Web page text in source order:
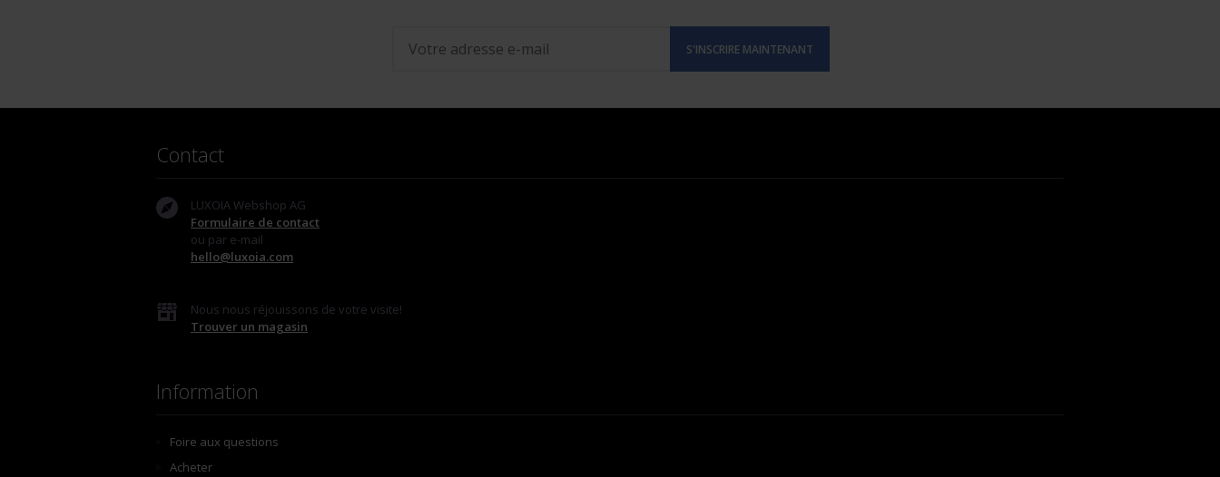
Contact
LUXOIA Webshop AG
Formulaire de contact
ou par e-mail
hello@luxoia.com
Nous nous réjouissons de votre visite!
Trouver un magasin
Information
Foire aux questions
Acheter